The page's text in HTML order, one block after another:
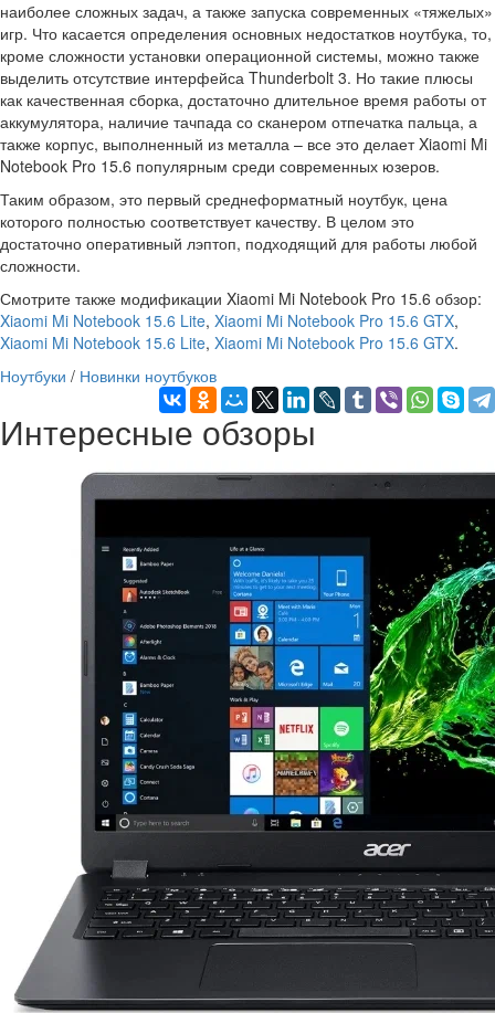
наиболее сложных задач, а также запуска современных «тяжелых»
игр. Что касается определения основных недостатков ноутбука, то,
кроме сложности установки операционной системы, можно также
выделить отсутствие интерфейса Thunderbolt 3. Но такие плюсы
как качественная сборка, достаточно длительное время работы от
аккумулятора, наличие тачпада со сканером отпечатка пальца, а
также корпус, выполненный из металла – все это делает Xiaomi Mi
Notebook Pro 15.6 популярным среди современных юзеров.
Таким образом, это первый среднеформатный ноутбук, цена
которого полностью соответствует качеству. В целом это
достаточно оперативный лэптоп, подходящий для работы любой
сложности.
Смотрите также модификации Xiaomi Mi Notebook Pro 15.6 обзор:
Xiaomi Mi Notebook 15.6 Lite, Xiaomi Mi Notebook Pro 15.6 GTX,
Xiaomi Mi Notebook 15.6 Lite, Xiaomi Mi Notebook Pro 15.6 GTX.
Ноутбуки / Новинки ноутбуков
Интересные обзоры